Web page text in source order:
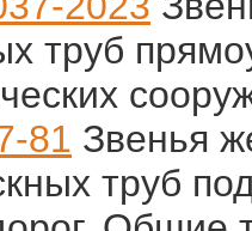
труб
81 Звенья
труб